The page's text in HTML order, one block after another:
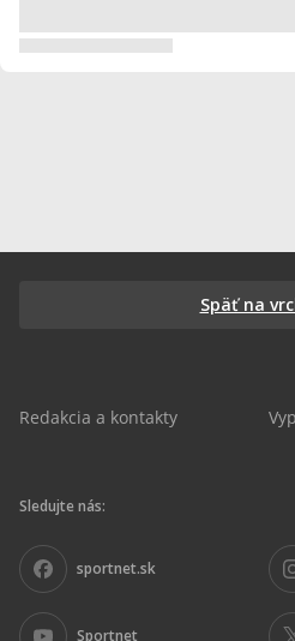
Späť na
Redakcia a kontakty
Sledujte nás:
sportnet.sk
Sportnet